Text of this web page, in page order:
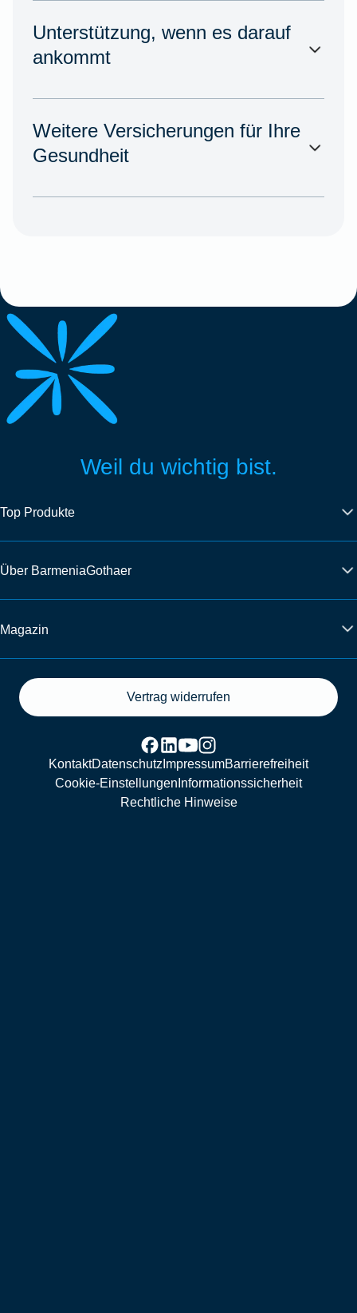
Unterstützung, wenn es darauf
ankommt
Weitere Versicherungen für Ihre
Gesundheit
Weil du wichtig bist.
Top Produkte
Über BarmeniaGothaer
Magazin
Vertrag widerrufen
KontaktDatenschutz ImpressumBarrierefreiheit
Cookie-Einstellungen Informationssicherheit
Rechtliche Hinweise